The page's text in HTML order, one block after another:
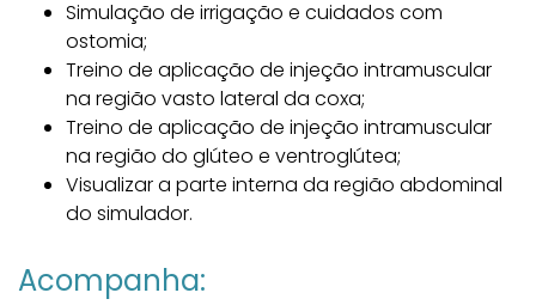
Simulação de irrigação e cuidados com
ostomia;
Treino de aplicação de injeção intramuscular
na região vasto lateral da coxa;
Treino de aplicação de injeção intramuscular
na região do glúteo e ventroglútea;
Visualizar a parte interna da região abdominal
do simulador.
Acompanha: